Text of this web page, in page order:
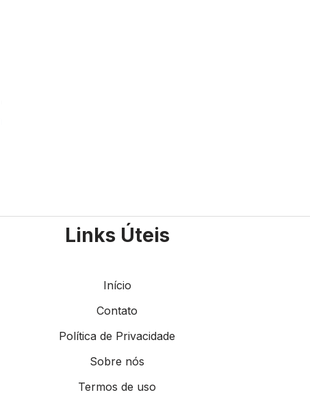
Links Úteis
Início
Contato
Política de Privacidade
Sobre nós
Termos de uso